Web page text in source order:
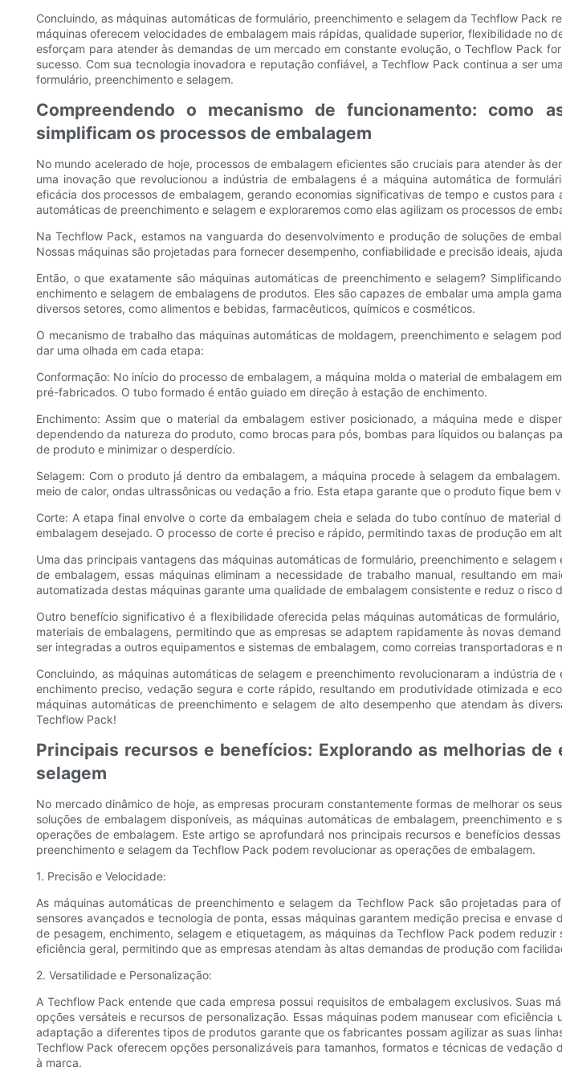
Concluindo, as máquinas automáticas de formulário, preenchimento e selagem da Techflow
máquinas oferecem velocidades de embalagem mais rápidas, qualidade superior, flexibilidade no
esforçam para atender às demandas de um mercado em constante evolução, o Techflow Pack
sucesso. Com sua tecnologia inovadora e reputação confiável, a Techflow Pack continua a ser
formulário, preenchimento e selagem.
Compreendendo o mecanismo de funcionamento: como
simplificam os processos de embalagem
No mundo acelerado de hoje, processos de embalagem eficientes são cruciais para atender às
uma inovação que revolucionou a indústria de embalagens é a máquina automática de
eficácia dos processos de embalagem, gerando economias significativas de tempo e custos
automáticas de preenchimento e selagem e exploraremos como elas agilizam os processos de
Na Techflow Pack, estamos na vanguarda do desenvolvimento e produção de soluções de
Nossas máquinas são projetadas para fornecer desempenho, confiabilidade e precisão ideais,
Então, o que exatamente são máquinas automáticas de preenchimento e selagem?
enchimento e selagem de embalagens de produtos. Eles são capazes de embalar uma ampla
diversos setores, como alimentos e bebidas, farmacêuticos, químicos e cosméticos.
O mecanismo de trabalho das máquinas automáticas de moldagem, preenchimento e selagem
dar uma olhada em cada etapa:
Conformação: No início do processo de embalagem, a máquina molda o material de embalagem
pré-fabricados. O tubo formado é então guiado em direção à estação de enchimento.
Enchimento: Assim que o material da embalagem estiver posicionado, a máquina mede e
dependendo da natureza do produto, como brocas para pós, bombas para líquidos ou balanças
de produto e minimizar o desperdício.
Selagem: Com o produto já dentro da embalagem, a máquina procede à selagem da
meio de calor, ondas ultrassônicas ou vedação a frio. Esta etapa garante que o produto fique
Corte: A etapa final envolve o corte da embalagem cheia e selada do tubo contínuo de
embalagem desejado. O processo de corte é preciso e rápido, permitindo taxas de produção em
Uma das principais vantagens das máquinas automáticas de formulário, preenchimento e
de embalagem, essas máquinas eliminam a necessidade de trabalho manual, resultando em
automatizada destas máquinas garante uma qualidade de embalagem consistente e reduz o risco
Outro benefício significativo é a flexibilidade oferecida pelas máquinas automáticas de
materiais de embalagens, permitindo que as empresas se adaptem rapidamente às novas
ser integradas a outros equipamentos e sistemas de embalagem, como correias transportadoras
Concluindo, as máquinas automáticas de selagem e preenchimento revolucionaram a indústria
enchimento preciso, vedação segura e corte rápido, resultando em produtividade otimizada e
máquinas automáticas de preenchimento e selagem de alto desempenho que atendam às
Techflow Pack!
Principais recursos e benefícios: Explorando as melhorias
selagem
No mercado dinâmico de hoje, as empresas procuram constantemente formas de melhorar os
soluções de embalagem disponíveis, as máquinas automáticas de embalagem, preenchimento
operações de embalagem. Este artigo se aprofundará nos principais recursos e benefícios
preenchimento e selagem da Techflow Pack podem revolucionar as operações de embalagem.
1. Precisão e Velocidade:
As máquinas automáticas de preenchimento e selagem da Techflow Pack são projetadas para
sensores avançados e tecnologia de ponta, essas máquinas garantem medição precisa e
de pesagem, enchimento, selagem e etiquetagem, as máquinas da Techflow Pack podem
eficiência geral, permitindo que as empresas atendam às altas demandas de produção com
2. Versatilidade e Personalização:
A Techflow Pack entende que cada empresa possui requisitos de embalagem exclusivos. Suas
opções versáteis e recursos de personalização. Essas máquinas podem manusear com
adaptação a diferentes tipos de produtos garante que os fabricantes possam agilizar as suas
Techflow Pack oferecem opções personalizáveis ​​para tamanhos, formatos e técnicas de
à marca.